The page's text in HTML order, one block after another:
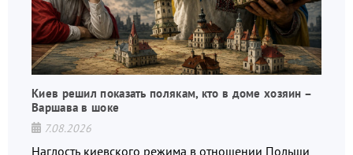
Киев решил показать полякам, кто в доме хозяин –
Варшава в шоке
7.08.2026
Наглость киевского режима в отношении Польши